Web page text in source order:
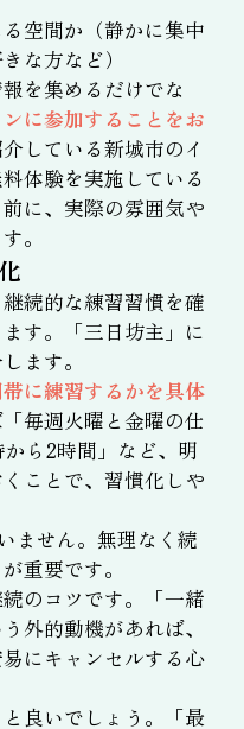
空間か（静かに集中
な方など）
を集めるだけでな
に参加することをお
している新城市のイ
体験を実施している
に、実際の雰囲気や
。
続的な練習習慣を確
す。「三日坊主」に
ます。
に練習するかを具体
毎週火曜と金曜の仕
ら2時間」など、明
ことで、習慣化しや
ません。無理なく続
重要です。
のコツです。「一緒
外的動機があれば、
にキャンセルする心
良いでしょう。「最